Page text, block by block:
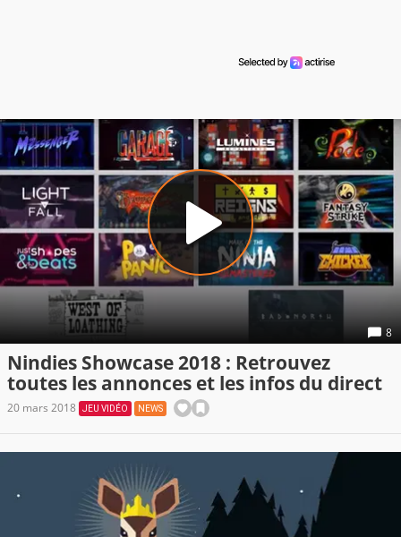
8
Nindies Showcase 2018 : Retrouvez
toutes les annonces et les infos du direct
20 mars 2018 JEU VIDÉO NEWS